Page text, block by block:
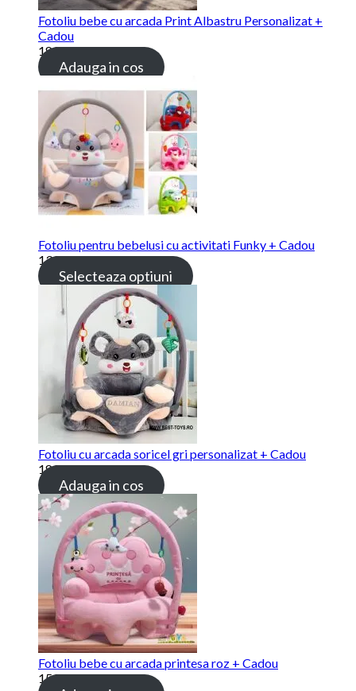
Fotoliu bebe cu arcada Print Albastru Personalizat +
Cadou
189.00lei
Adauga in cos
Fotoliu pentru bebelusi cu activitati Funky + Cadou
139.00lei
Selecteaza optiuni
Fotoliu cu arcada soricel gri personalizat + Cadou
189.00lei
Adauga in cos
Fotoliu bebe cu arcada printesa roz + Cadou
159.00lei